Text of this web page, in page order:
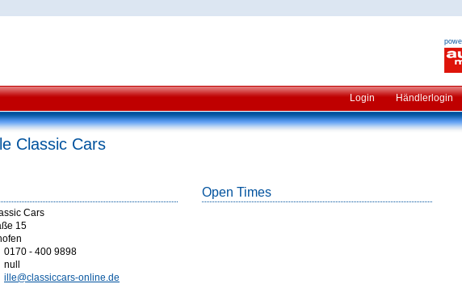
Login Händlerlogin
Classic Cars
Cars
15
0170 - 400 9898
null
ille@classiccars-online.de
Open Times